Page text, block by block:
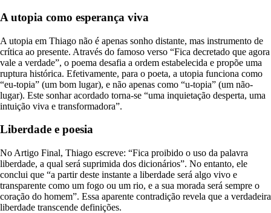
A utopia como esperança viva
A utopia em Thiago não é apenas sonho distante, mas instrumento de
crítica ao presente. Através do famoso verso “Fica decretado que agora
vale a verdade”, o poema desafia a ordem estabelecida e propõe uma
ruptura histórica. Efetivamente, para o poeta, a utopia funciona como
“eu-topia” (um bom lugar), e não apenas como “u-topia” (um não-
lugar). Este sonhar acordado torna-se “uma inquietação desperta, uma
intuição viva e transformadora”.
Liberdade e poesia
No Artigo Final, Thiago escreve: “Fica proibido o uso da palavra
liberdade, a qual será suprimida dos dicionários”. No entanto, ele
conclui que “a partir deste instante a liberdade será algo vivo e
transparente como um fogo ou um rio, e a sua morada será sempre o
coração do homem”. Essa aparente contradição revela que a verdadeira
liberdade transcende definições.